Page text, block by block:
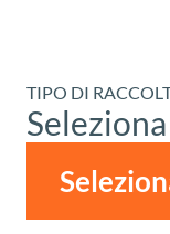
TIPO DI